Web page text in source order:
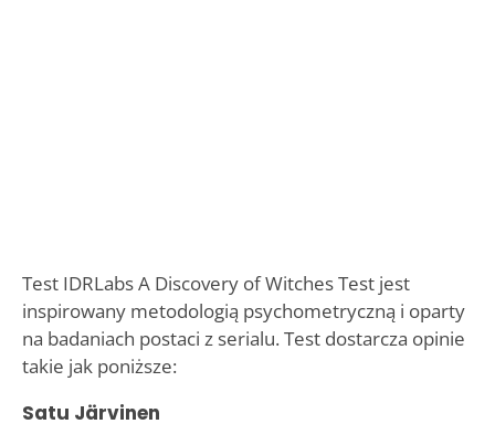
Test IDRLabs A Discovery of Witches Test jest
inspirowany metodologią psychometryczną i oparty
na badaniach postaci z serialu. Test dostarcza opinie
takie jak poniższe:
Satu Järvinen